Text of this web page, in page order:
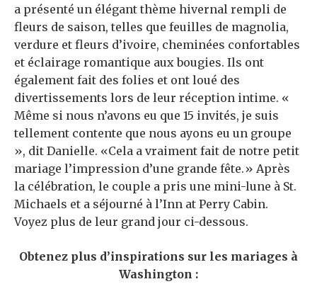
a présenté un élégant thème hivernal rempli de
fleurs de saison, telles que feuilles de magnolia,
verdure et fleurs d’ivoire, cheminées confortables
et éclairage romantique aux bougies. Ils ont
également fait des folies et ont loué des
divertissements lors de leur réception intime. «
Même si nous n’avons eu que 15 invités, je suis
tellement contente que nous ayons eu un groupe
», dit Danielle. «Cela a vraiment fait de notre petit
mariage l’impression d’une grande fête.» Après
la célébration, le couple a pris une mini-lune à St.
Michaels et a séjourné à l’Inn at Perry Cabin.
Voyez plus de leur grand jour ci-dessous.
Obtenez plus d’inspirations sur les mariages à
Washington :